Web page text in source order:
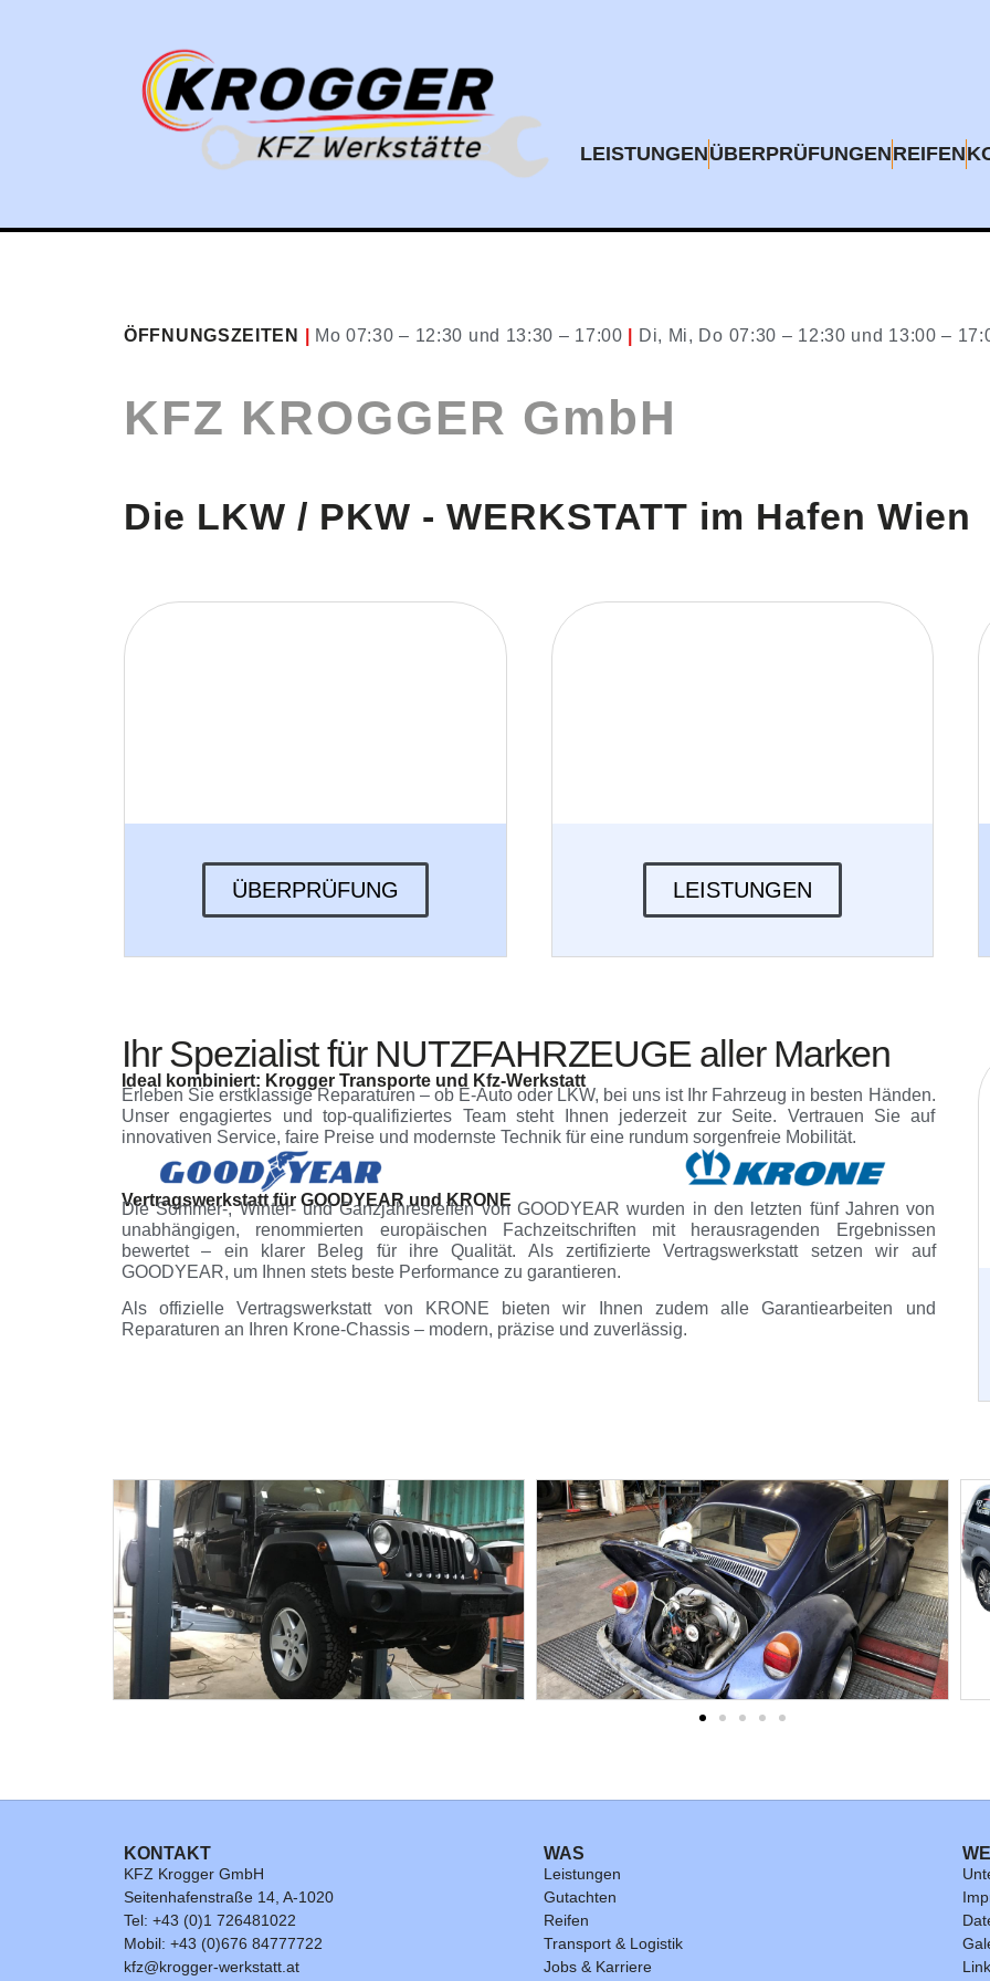
LEISTUNGENÜBERPRÜFUNGENREIFEN
ÖFFNUNGSZEITEN Mo 07:30 – 12:30 und 13:30 – 17:00 Di, Mi, Do 07:30 – 12:30 und 13:00 –
KFZ KROGGER GmbH
Die LKW / PKW - WERKSTATT im Hafen Wien
ÜBERPRÜFUNG LEISTUNGEN
Ihr Spezialist für NUTZFAHRZEUGE aller Marken
Ideal kombiniert: Krogger Transporte und Kfz-Werkstatt
Erleben Sie erstklassige Reparaturen – ob E-Auto oder LKW, bei uns ist Ihr Fahrzeug in besten Händen.
Unser engagiertes und top-qualifiziertes Team steht Ihnen jederzeit zur Seite. Vertrauen Sie auf
innovativen Service, faire Preise und modernste Technik für eine rundum sorgenfreie Mobilität.
Vertragswerkstatt für GOODYEAR und KRONE
Die Sommer-, Winter- und Ganzjahresreifen von GOODYEAR wurden in den letzten fünf Jahren von
unabhängigen, renommierten europäischen Fachzeitschriften mit herausragenden Ergebnissen
bewertet – ein klarer Beleg für ihre Qualität. Als zertifizierte Vertragswerkstatt setzen wir auf
GOODYEAR, um Ihnen stets beste Performance zu garantieren.
Als offizielle Vertragswerkstatt von KRONE bieten wir Ihnen zudem alle Garantiearbeiten und
Reparaturen an Ihren Krone-Chassis – modern, präzise und zuverlässig.
KONTAKT
KFZ Krogger GmbH
Seitenhafenstraße 14, A-1020
Tel: +43 (0)1 726481022
Mobil: +43 (0)676 84777722
kfz@krogger-werkstatt.at
WAS
Leistungen
Gutachten
Reifen
Transport & Logistik
Jobs & Karriere